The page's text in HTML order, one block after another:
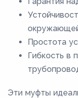
Простота
Гибкость в
Эти муфты